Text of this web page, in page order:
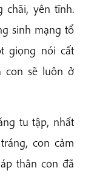
chãi, yên tĩnh.
sinh mạng tổ
giọng nói cất
con sẽ luôn ở
tu tập, nhất
con cảm
thân con đã